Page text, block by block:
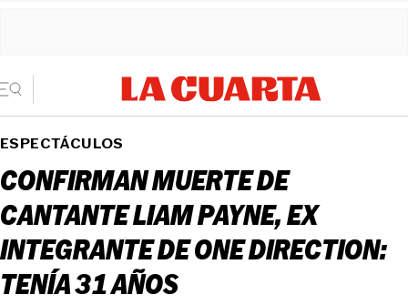
ESPECTÁCULOS
CONFIRMAN MUERTE DE
CANTANTE LIAM PAYNE, EX
INTEGRANTE DE ONE DIRECTION:
TENÍA 31 AÑOS